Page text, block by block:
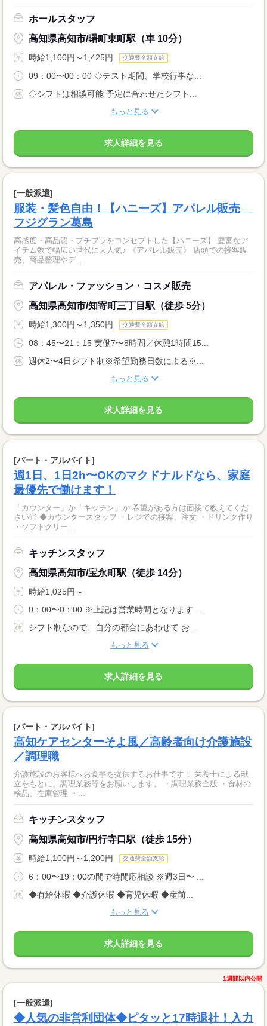
ホールスタッフ
高知県高知市/曙町東町駅（車 10分）
時給1,100円～1,425円 交通費全額支給
09：00〜00：00 ◇テスト期間、学校行事な...
◇シフトは相談可能 予定に合わせたシフト...
もっと見る
求人詳細を見る
[一般派遣]
服装・髪色自由！【ハニーズ】アパレル販売
フジグラン葛島
高感度・高品質・プチプラをコンセプトした【ハニーズ】 豊富なア
イテム数で幅広い世代に大人気♪ 《アパレル販売》 店頭での接客販
売、商品整理やデ...
アパレル・ファッション・コスメ販売
高知県高知市/知寄町三丁目駅（徒歩 5分）
時給1,300円～1,350円 交通費全額支給
08：45〜21：15 実働7〜8時間／休憩1時間15...
週休2〜4日シフト制※希望勤務日数による※...
もっと見る
求人詳細を見る
[パート・アルバイト]
週1日、1日2h〜OKのマクドナルドなら、家庭
最優先で働けます！
「カウンター」か「キッチン」か 希望がある方は面接で教えてくだ
さい◎ ◆カウンタースタッフ ・レジでの接客、注文 ・ドリンク作り
・ソフトクリー...
キッチンスタッフ
高知県高知市/宝永町駅（徒歩 14分）
時給1,025円～
0：00〜0：00 ※上記は営業時間となります ...
シフト制なので、自分の都合にあわせて お...
もっと見る
求人詳細を見る
[パート・アルバイト]
高知ケアセンターそよ風／高齢者向け介護施設
／調理職
介護施設のお客様へお食事を提供するお仕事です！ 栄養士による献
立をもとに、調理業務等をお願いします。 ・調理業務全般 ・食材の
検品、在庫管理 ・...
キッチンスタッフ
高知県高知市/円行寺口駅（徒歩 15分）
時給1,100円～1,200円 交通費全額支給
6：00〜19：00の間で時間応相談 ※週3日〜 ...
◆有給休暇 ◆介護休暇 ◆育児休暇 ◆産前...
もっと見る
求人詳細を見る
1週間以内公開
[一般派遣]
◆人気の非営利団体◆ピタッと17時退社！入力